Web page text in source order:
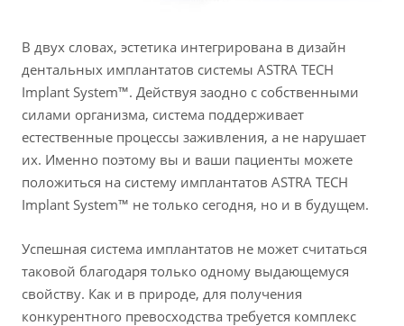
В двух словах, эстетика интегрирована в дизайн
дентальных имплантатов системы ASTRA TECH
Implant System™. Действуя заодно с собственными
силами организма, система поддерживает
естественные процессы заживления, а не нарушает
их. Именно поэтому вы и ваши пациенты можете
положиться на систему имплантатов ASTRA TECH
Implant System™ не только сегодня, но и в будущем.
Успешная система имплантатов не может считаться
таковой благодаря только одному выдающемуся
свойству. Как и в природе, для получения
конкурентного превосходства требуется комплекс